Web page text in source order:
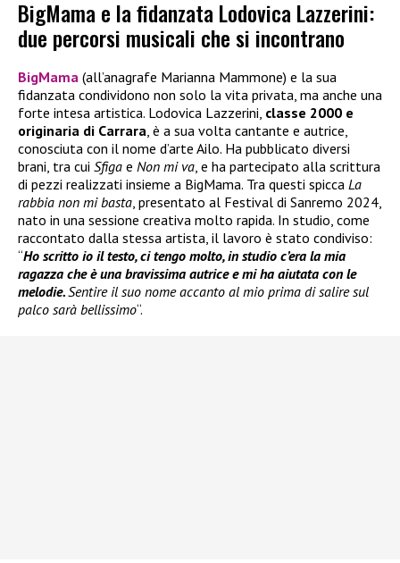
BigMama e la fidanzata Lodovica Lazzerini:
due percorsi musicali che si incontrano
BigMama (all’anagrafe Marianna Mammone) e la sua
fidanzata condividono non solo la vita privata, ma anche una
forte intesa artistica. Lodovica Lazzerini, classe 2000 e
originaria di Carrara, è a sua volta cantante e autrice,
conosciuta con il nome d’arte Ailo. Ha pubblicato diversi
brani, tra cui Sfiga e Non mi va, e ha partecipato alla scrittura
di pezzi realizzati insieme a BigMama. Tra questi spicca La
rabbia non mi basta, presentato al Festival di Sanremo 2024,
nato in una sessione creativa molto rapida. In studio, come
raccontato dalla stessa artista, il lavoro è stato condiviso:
“Ho scritto io il testo, ci tengo molto, in studio c’era la mia
ragazza che è una bravissima autrice e mi ha aiutata con le
melodie.Sentire il suo nome accanto al mio prima di salire sul
palco sarà bellissimo“.